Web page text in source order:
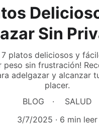
Sin
7 platos deliciosos y
peso sin frustración!
adelgazar y alcanzar
placer.
BLOG
SALUD
3/7/2025
6 min leer